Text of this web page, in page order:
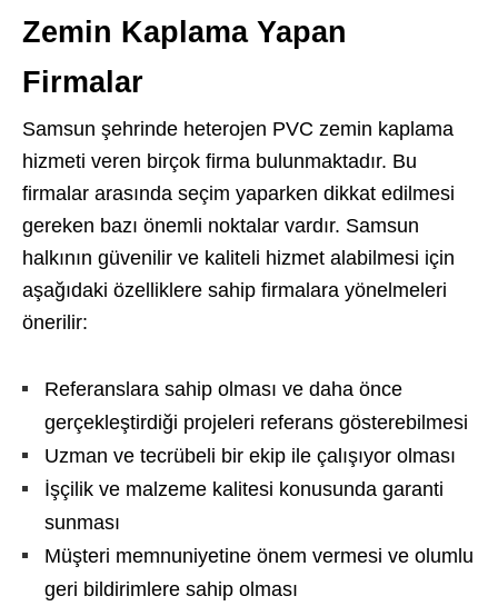
Zemin Kaplama Yapan
Firmalar
Samsun şehrinde heterojen PVC zemin kaplama
hizmeti veren birçok firma bulunmaktadır. Bu
firmalar arasında seçim yaparken dikkat edilmesi
gereken bazı önemli noktalar vardır. Samsun
halkının güvenilir ve kaliteli hizmet alabilmesi için
aşağıdaki özelliklere sahip firmalara yönelmeleri
önerilir:
Referanslara sahip olması ve daha önce
gerçekleştirdiği projeleri referans gösterebilmesi
Uzman ve tecrübeli bir ekip ile çalışıyor olması
İşçilik ve malzeme kalitesi konusunda garanti
sunması
Müşteri memnuniyetine önem vermesi ve olumlu
geri bildirimlere sahip olması